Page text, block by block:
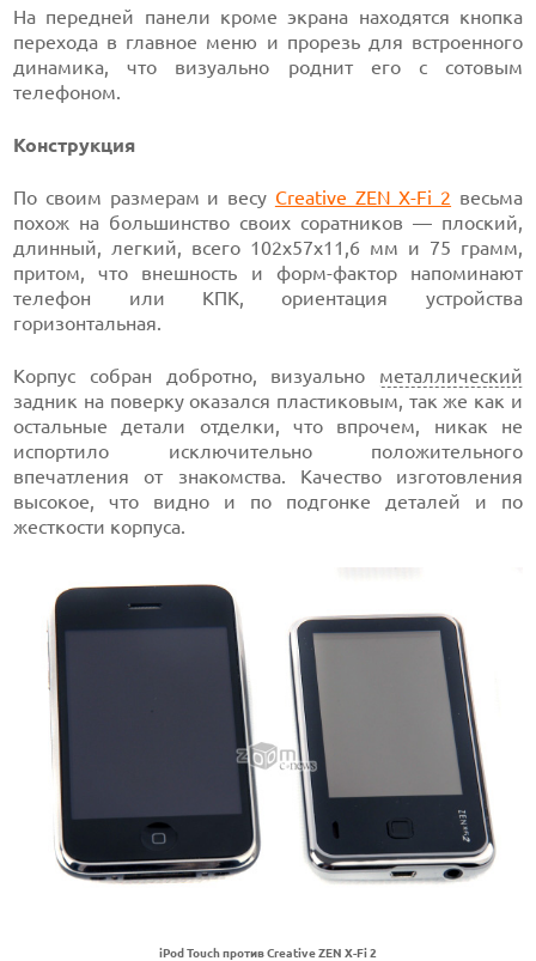
На передней панели кроме экрана находятся кнопка
перехода в главное меню и прорезь для встроенного
динамика, что визуально роднит его с сотовым
телефоном.
Конструкция
По своим размерам и весу Creative ZEN X-Fi 2 весьма
похож на большинство своих соратников — плоский,
длинный, легкий, всего 102x57x11,6 мм и 75 грамм,
притом, что внешность и форм-фактор напоминают
телефон или КПК, ориентация устройства
горизонтальная.
Корпус собран добротно, визуально металлический
задник на поверку оказался пластиковым, так же как и
остальные детали отделки, что впрочем, никак не
испортило исключительно положительного
впечатления от знакомства. Качество изготовления
высокое, что видно и по подгонке деталей и по
жесткости корпуса.
iPod Touch против Creative ZEN X-Fi 2